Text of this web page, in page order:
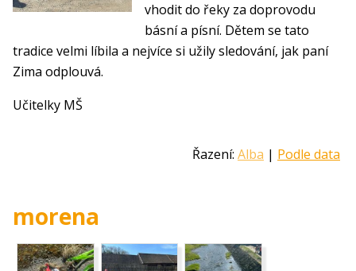
vhodit do řeky za doprovodu
básní a písní. Dětem se tato
tradice velmi líbila a nejvíce si užily sledování, jak paní
Zima odplouvá.
Učitelky MŠ
Řazení: Alba | Podle data
morena